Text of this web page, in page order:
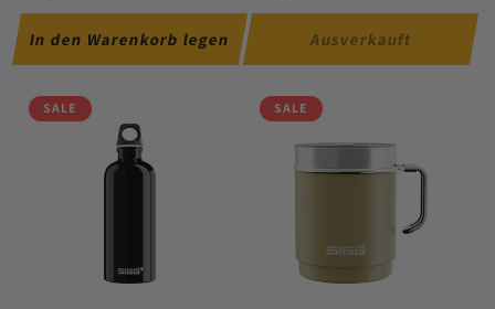
PREIS
In den Warenkorb legen
PREIS
Ausverkauft
SALE SALE